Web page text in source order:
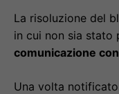
La risoluzione del
in cui non sia stato
comunicazione
Una volta